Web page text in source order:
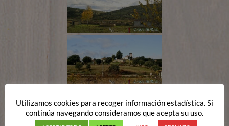
FOTOGRAFIAS
Utilizamos cookies para recoger información estadística. Si
continúa navegando consideramos que acepta su uso.